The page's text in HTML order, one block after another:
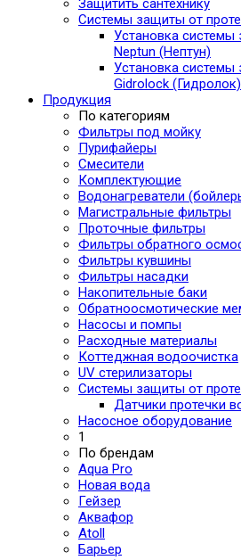
Защитить сантехнику
Системы защиты от
Установка системы
Neptun (Нептун)
Установка системы
Gidrolock (Гидролок)
Продукция
По категориям
Фильтры под мойку
Пурифайеры
Смесители
Комплектующие
Водонагреватели
Магистральные фильтры
Проточные фильтры
Фильтры обратного
Фильтры кувшины
Фильтры насадки
Накопительные баки
Обратноосмотические
Насосы и помпы
Расходные материалы
Коттеджная водоочистка
UV стерилизаторы
Системы защиты от
Датчики протечки
Насосное оборудование
1
По брендам
Aqua Pro
Новая вода
Гейзер
Аквафор
Atoll
Барьер